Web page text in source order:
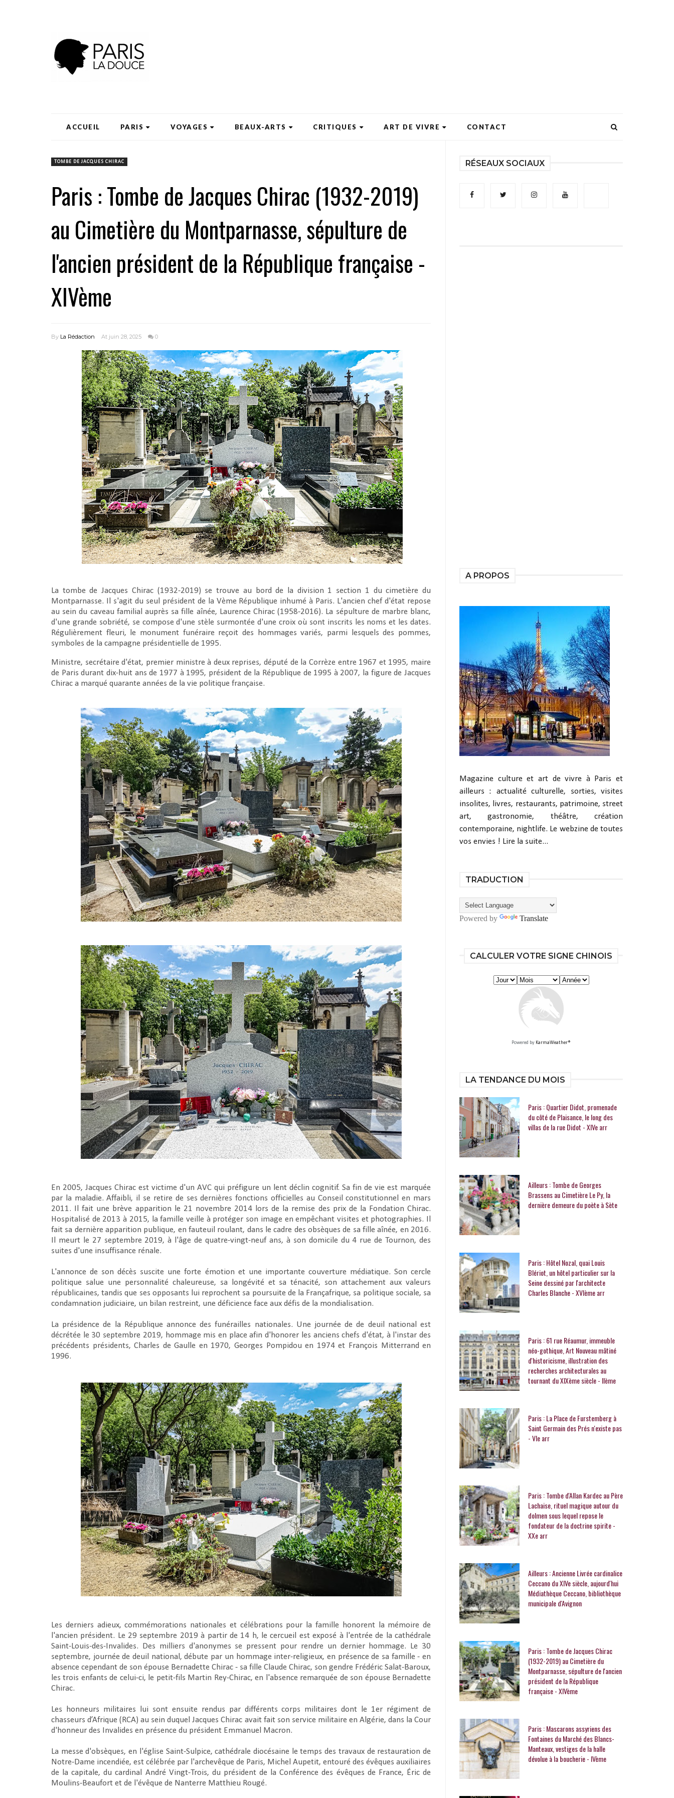
ACCUEIL PARIS VOYAGES BEAUX-ARTS CRITIQUES ART DE VIVRE CONTACT
TOMBE DE JACQUES CHIRAC
Paris : Tombe de Jacques Chirac (1932-2019)
au Cimetière du Montparnasse, sépulture de
l'ancien président de la République française -
XIVème
By La Rédaction At juin 28, 2025 0
La tombe de Jacques Chirac (1932-2019) se trouve au bord de la division 1 section 1 du cimetière du
Montparnasse. Il s'agit du seul président de la Vème République inhumé à Paris. L'ancien chef d'état repose
au sein du caveau familial auprès sa fille aînée, Laurence Chirac (1958-2016). La sépulture de marbre blanc,
d'une grande sobriété, se compose d'une stèle surmontée d'une croix où sont inscrits les noms et les dates.
Régulièrement fleuri, le monument funéraire reçoit des hommages variés, parmi lesquels des pommes,
symboles de la campagne présidentielle de 1995.
Ministre, secrétaire d'état, premier ministre à deux reprises, député de la Corrèze entre 1967 et 1995, maire
de Paris durant dix-huit ans de 1977 à 1995, président de la République de 1995 à 2007, la figure de Jacques
Chirac a marqué quarante années de la vie politique française.
En 2005, Jacques Chirac est victime d'un AVC qui préfigure un lent déclin cognitif. Sa fin de vie est marquée
par la maladie. Affaibli, il se retire de ses dernières fonctions officielles au Conseil constitutionnel en mars
2011. Il fait une brève apparition le 21 novembre 2014 lors de la remise des prix de la Fondation Chirac.
Hospitalisé de 2013 à 2015, la famille veille à protéger son image en empêchant visites et photographies. Il
fait sa dernière apparition publique, en fauteuil roulant, dans le cadre des obsèques de sa fille aînée, en 2016.
Il meurt le 27 septembre 2019, à l'âge de quatre-vingt-neuf ans, à son domicile du 4 rue de Tournon, des
suites d'une insuffisance rénale.
L'annonce de son décès suscite une forte émotion et une importante couverture médiatique. Son cercle
politique salue une personnalité chaleureuse, sa longévité et sa ténacité, son attachement aux valeurs
républicaines, tandis que ses opposants lui reprochent sa poursuite de la Françafrique, sa politique sociale, sa
condamnation judiciaire, un bilan restreint, une déficience face aux défis de la mondialisation.
La présidence de la République annonce des funérailles nationales. Une journée de de deuil national est
décrétée le 30 septembre 2019, hommage mis en place afin d'honorer les anciens chefs d'état, à l'instar des
précédents présidents, Charles de Gaulle en 1970, Georges Pompidou en 1974 et François Mitterrand en
1996.
Les derniers adieux, commémorations nationales et célébrations pour la famille honorent la mémoire de
l'ancien président. Le 29 septembre 2019 à partir de 14 h, le cercueil est exposé à l'entrée de la cathédrale
Saint-Louis-des-Invalides. Des milliers d'anonymes se pressent pour rendre un dernier hommage. Le 30
septembre, journée de deuil national, débute par un hommage inter-religieux, en présence de sa famille - en
absence cependant de son épouse Bernadette Chirac - sa fille Claude Chirac, son gendre Frédéric Salat-Baroux,
les trois enfants de celui-ci, le petit-fils Martin Rey-Chirac, en l'absence remarquée de son épouse Bernadette
Chirac.
Les honneurs militaires lui sont ensuite rendus par différents corps militaires dont le 1er régiment de
chasseurs d’Afrique (RCA) au sein duquel Jacques Chirac avait fait son service militaire en Algérie, dans la Cour
d'honneur des Invalides en présence du président Emmanuel Macron.
La messe d'obsèques, en l'église Saint-Sulpice, cathédrale diocésaine le temps des travaux de restauration de
Notre-Dame incendiée, est célébrée par l'archevêque de Paris, Michel Aupetit, entouré des évêques auxiliaires
de la capitale, du cardinal André Vingt-Trois, du président de la Conférence des évêques de France, Éric de
Moulins-Beaufort et de l'évêque de Nanterre Matthieu Rougé.
RÉSEAUX SOCIAUX
A PROPOS
Magazine culture et art de vivre à Paris et
ailleurs : actualité culturelle, sorties, visites
insolites, livres, restaurants, patrimoine, street
art, gastronomie, théâtre, création
contemporaine, nightlife. Le webzine de toutes
vos envies ! Lire la suite...
TRADUCTION
Powered by Translate
CALCULER VOTRE SIGNE CHINOIS
Powered by KarmaWeather®
LA TENDANCE DU MOIS
Paris : Quartier Didot, promenade
du côté de Plaisance, le long des
villas de la rue Didot - XIVe arr
Ailleurs : Tombe de Georges
Brassens au Cimetière Le Py, la
dernière demeure du poète à Sète
Paris : Hôtel Nozal, quai Louis
Blériot, un hôtel particulier sur la
Seine dessiné par l'architecte
Charles Blanche - XVIème arr
Paris : 61 rue Réaumur, immeuble
néo-gothique, Art Nouveau mâtiné
d'historicisme, illustration des
recherches architecturales au
tournant du XIXème siècle - IIème
Paris : La Place de Furstemberg à
Saint Germain des Prés n'existe pas
- VIe arr
Paris : Tombe d'Allan Kardec au Père
Lachaise, rituel magique autour du
dolmen sous lequel repose le
fondateur de la doctrine spirite -
XXe arr
Ailleurs : Ancienne Livrée cardinalice
Ceccano du XIVe siècle, aujourd'hui
Médiathèque Ceccano, bibliothèque
municipale d'Avignon
Paris : Tombe de Jacques Chirac
(1932-2019) au Cimetière du
Montparnasse, sépulture de l'ancien
président de la République
française - XIVème
Paris : Mascarons assyriens des
Fontaines du Marché des Blancs-
Manteaux, vestiges de la halle
dévolue à la boucherie - IVème